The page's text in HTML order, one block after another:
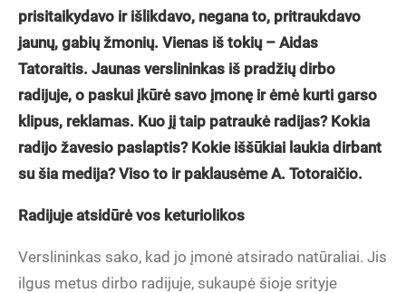
prisitaikydavo ir išlikdavo, negana to, pritraukdavo
jaunų, gabių žmonių. Vienas iš tokių – Aidas
Tatoraitis. Jaunas verslininkas iš pradžių dirbo
radijuje, o paskui įkūrė savo įmonę ir ėmė kurti garso
klipus, reklamas. Kuo jį taip patraukė radijas? Kokia
radijo žavesio paslaptis? Kokie iššūkiai laukia dirbant
su šia medija? Viso to ir paklausėme A. Totoraičio.
Radijuje atsidūrė vos keturiolikos
Verslininkas sako, kad jo įmonė atsirado natūraliai. Jis
ilgus metus dirbo radijuje, sukaupė šioje srityje